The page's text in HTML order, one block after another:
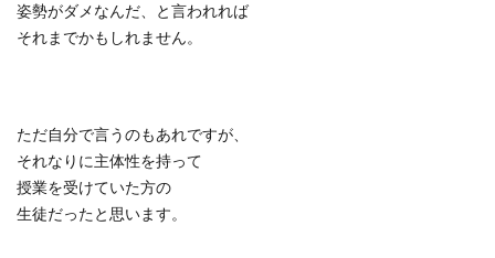
姿勢がダメなんだ、と言われれば
それまでかもしれません。
ただ自分で言うのもあれですが、
それなりに主体性を持って
授業を受けていた方の
生徒だったと思います。